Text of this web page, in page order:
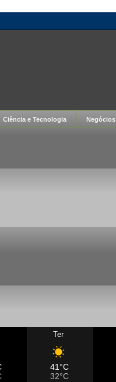
Ciência e Tecnologia Negócios
Ter
41°C
32°C